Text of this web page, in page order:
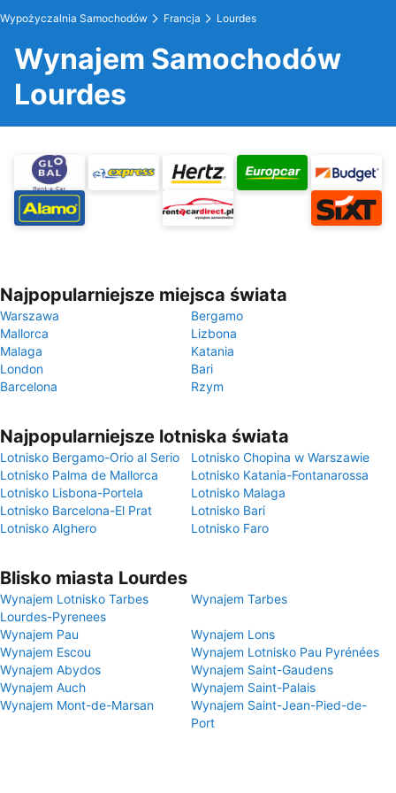
Wypożyczalnia Samochodów Francja Lourdes
Wynajem Samochodów
Lourdes
Najpopularniejsze miejsca świata
Warszawa
Bergamo
Mallorca
Lizbona
Malaga
Katania
London
Bari
Barcelona
Rzym
Najpopularniejsze lotniska świata
Lotnisko Bergamo-Orio al Serio
Lotnisko Chopina w Warszawie
Lotnisko Palma de Mallorca
Lotnisko Katania-Fontanarossa
Lotnisko Lisbona-Portela
Lotnisko Malaga
Lotnisko Barcelona-El Prat
Lotnisko Bari
Lotnisko Alghero
Lotnisko Faro
Blisko miasta Lourdes
Wynajem Lotnisko Tarbes
Lourdes-Pyrenees
Wynajem Tarbes
Wynajem Pau
Wynajem Lons
Wynajem Escou
Wynajem Lotnisko Pau Pyrénées
Wynajem Abydos
Wynajem Saint-Gaudens
Wynajem Auch
Wynajem Saint-Palais
Wynajem Mont-de-Marsan
Wynajem Saint-Jean-Pied-de-
Port